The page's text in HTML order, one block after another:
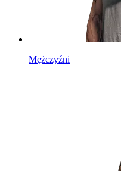
Mężczyźni